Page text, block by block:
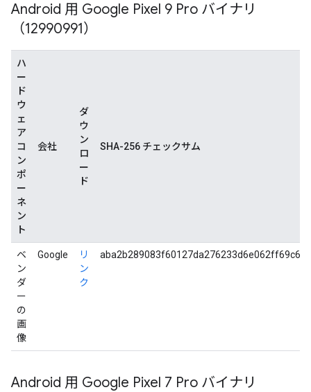
Android 用 Google Pixel 9 Pro バイナリ
（12990991）
ハ
ー
ド
ウ
ェ
ア
コ
ン
ポ
ー
ネ
ン
ト
会社
ダ
ウ
ン
ロ
ー
ド
SHA-256 チェックサム
ベ
ン
ダ
ー
の
画
像
Google
リ
ン
ク
Android 用 Google Pixel 7 Pro バイナリ